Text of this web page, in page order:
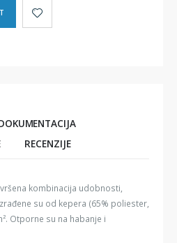
RECENZIJE
kombinacija udobnosti,
su od kepera (65% poliester,
Otporne su na habanje i